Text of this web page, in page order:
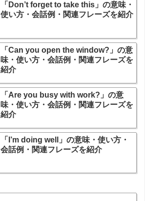
「Don’t forget to take this」の意味・
使い方・会話例・関連フレーズを紹介
「Can you open the window?」の意
味・使い方・会話例・関連フレーズを
紹介
「Are you busy with work?」の意
味・使い方・会話例・関連フレーズを
紹介
「I’m doing well」の意味・使い方・
会話例・関連フレーズを紹介